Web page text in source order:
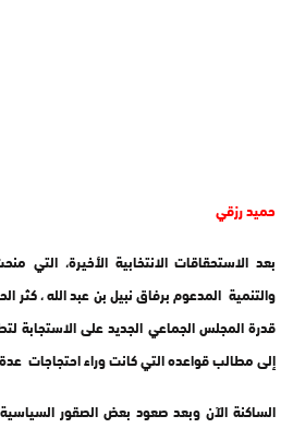
حميد رزقي
بعد الاستحقاقات الانتخابية الأخيرة، التي
والتنمية المدعوم برفاق نبيل بن عبد الله ،
قدرة المجلس الجماعي الجديد على الاستجابة
إلى مطالب قواعده التي كانت وراء احتجاجات
الساكنة الآن وبعد صعود بعض الصقور